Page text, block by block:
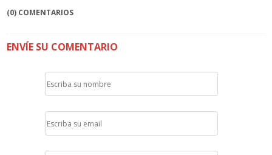
(0) COMENTARIOS
ENVÍE SU COMENTARIO